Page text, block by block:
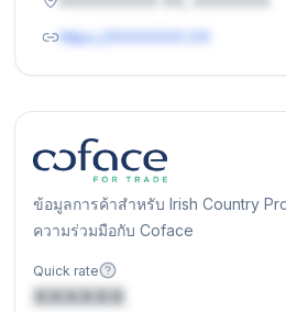
https://XXXXXXX.XX
ข้อมูลการค้าสำหรับ Irish Country
ความร่วมมือกับ Coface
Quick rate
XXXXXX